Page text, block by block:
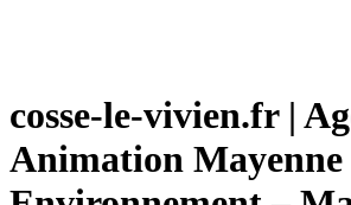
cosse-le-vivien.fr |
Animation